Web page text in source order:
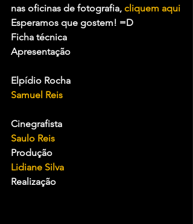
nas oficinas de fotografia, cliquem aqui
Esperamos que gostem! =D
Ficha técnica
Apresentação
Elpídio Rocha
Samuel Reis
Cinegrafista
Saulo Reis
Produção
Lidiane Silva
Realização